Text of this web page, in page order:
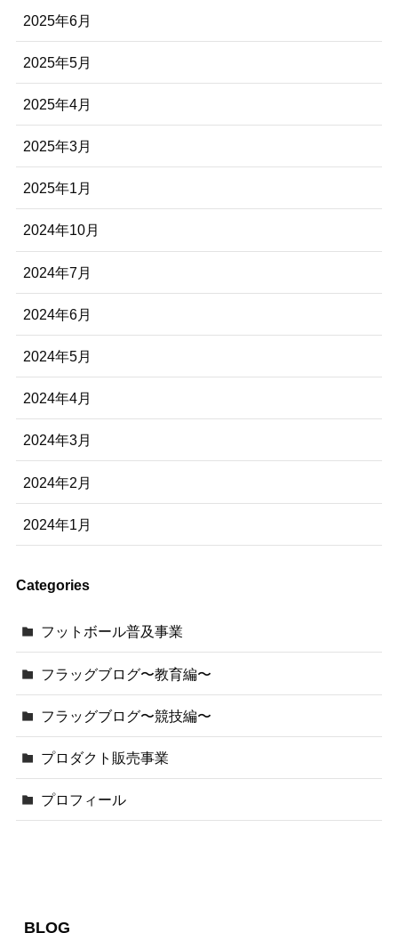
2025年6月
2025年5月
2025年4月
2025年3月
2025年1月
2024年10月
2024年7月
2024年6月
2024年5月
2024年4月
2024年3月
2024年2月
2024年1月
Categories
フットボール普及事業
フラッグブログ〜教育編〜
フラッグブログ〜競技編〜
プロダクト販売事業
プロフィール
BLOG